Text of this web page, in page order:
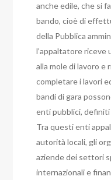
anche edile, che si
bando, cioè di
della Pubblica
l’appaltatore riceve
alla mole di lavoro e
completare i lavori
bandi di gara
enti pubblici,
Tra questi enti
autorità locali, gli
aziende dei settori
internazionali e